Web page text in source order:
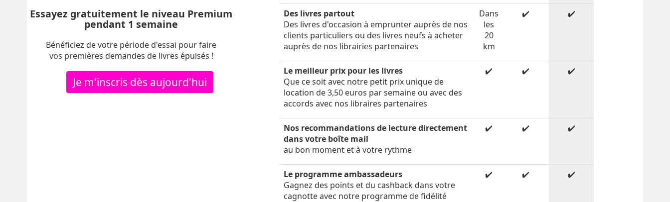
Essayez gratuitement le niveau Premium
pendant 1 semaine
Bénéficiez de votre période d'essai pour faire
vos premières demandes de livres épuisés !
Je m'inscris dès aujourd'hui
Des livres partout
Des livres d'occasion à emprunter auprès de nos
clients particuliers ou des livres neufs à acheter
auprès de nos librairies partenaires
Dans
les
20
km
✔️ ✔️
Le meilleur prix pour les livres
Que ce soit avec notre petit prix unique de
location de 3,50 euros par semaine ou avec des
accords avec nos libraires partenaires
✔️ ✔️ ✔️
Nos recommandations de lecture directement
dans votre boîte mail
au bon moment et à votre rythme
✔️ ✔️ ✔️
Le programme ambassadeurs
Gagnez des points et du cashback dans votre
cagnotte avec notre programme de fidélité
✔️ ✔️ ✔️